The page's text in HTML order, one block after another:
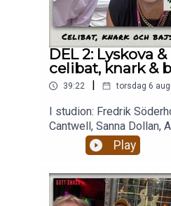
DEL 2: Lyskova
celibat, knark &
39:22 torsdag 6
I studion: Fredrik
Cantwell, Sanna Dollan,
BohlinBajsolyckor.
droger och
två timmar magiskt mys
alla blir och ju mer
blir.Enjoy! Stötta oss på
Play